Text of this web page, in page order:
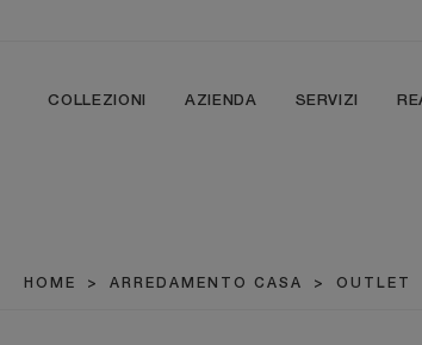
COLLEZIONI AZIENDA SERVIZI
HOME > ARREDAMENTO CASA > OUTLET